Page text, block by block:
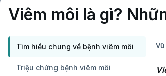
Viêm môi là gì?
Tìm hiểu chung về bệnh viêm môi
Triệu chứng bệnh viêm môi
Vũ